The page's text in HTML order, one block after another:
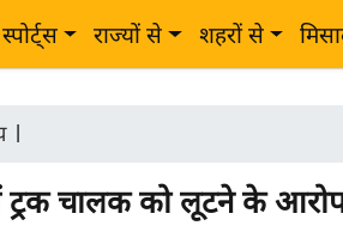
स्पोर्ट्स राज्यों से शहरों से
|
ट्रक चालक को लूटने के